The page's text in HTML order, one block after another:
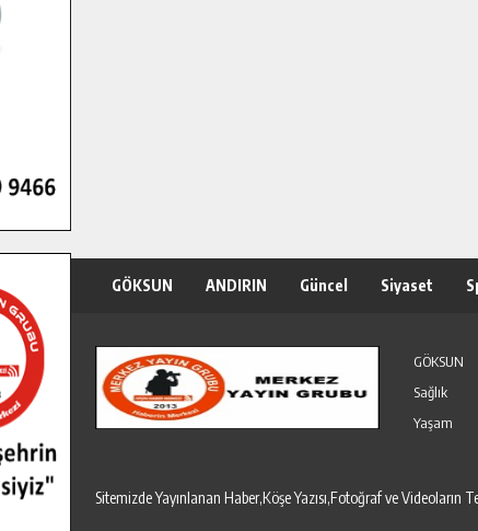
GÖKSUN ANDIRIN Güncel Siyaset
GÖKSUN
Sağlık
Yaşam
Sitemizde Yayınlanan Haber,Köşe Yazısı,Fotoğraf ve